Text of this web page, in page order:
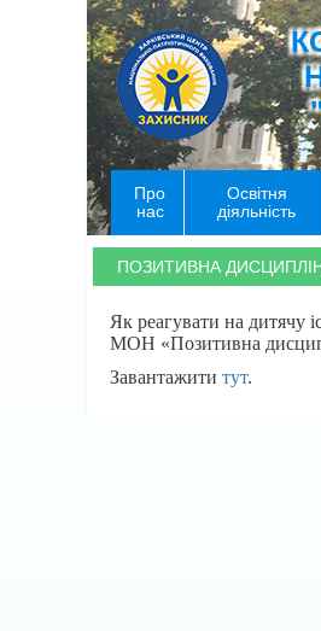
Про
нас
Освітня
діяльність
ПОЗИТИВНА
Як реагувати на дитячу
МОН «Позитивна
Завантажити тут.